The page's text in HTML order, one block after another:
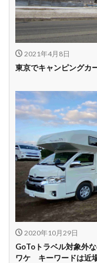
2021年4月8日
東京でキャンピングカ
2020年10月29日
GoToトラベル対象外
ワケ キーワードは近